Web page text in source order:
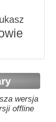
wersja
offline